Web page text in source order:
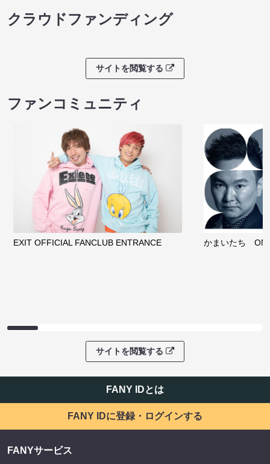
クラウドファンディング
サイトを閲覧する
ファンコミュニティ
EXIT OFFICIAL FANCLUB ENTRANCE かまいたち
サイトを閲覧する
FANY IDとは
FANY IDに登録・ログインする
FANYサービス